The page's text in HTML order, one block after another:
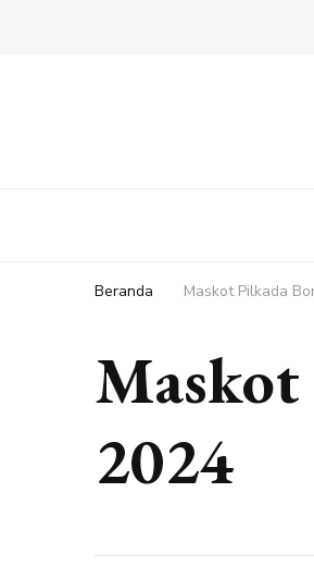
Beranda Maskot Pilkada
2024